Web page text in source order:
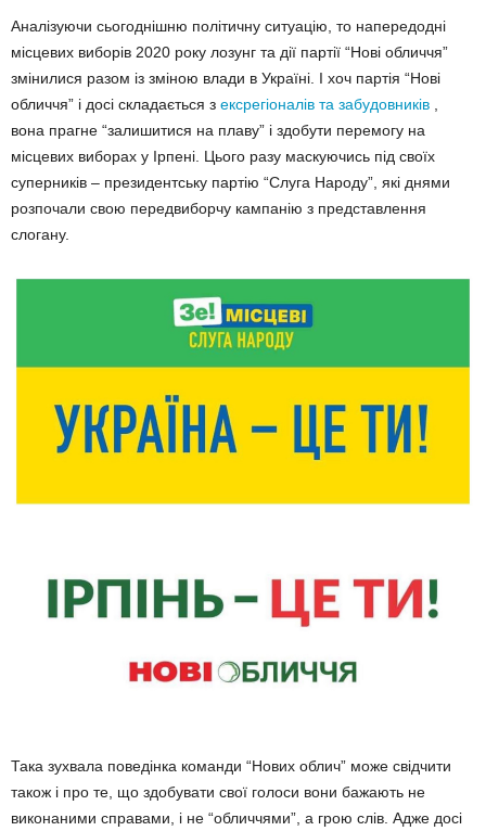
Аналізуючи сьогоднішню політичну ситуацію, то напередодні
місцевих виборів 2020 року лозунг та дії партії “Нові обличчя”
змінилися разом із зміною влади в Україні. І хоч партія “Нові
обличчя” і досі складається з ексрегіоналів та забудовників
вона прагне “залишитися на плаву” і здобути перемогу на
місцевих виборах у Ірпені. Цього разу маскуючись під своїх
суперників – президентську партію “Слуга Народу”, які днями
розпочали свою передвиборчу кампанію з представлення
слогану.
Така зухвала поведінка команди “Нових облич” може свідчити
також і про те, що здобувати свої голоси вони бажають не
виконаними справами, і не “обличчями”, а грою слів. Адже досі